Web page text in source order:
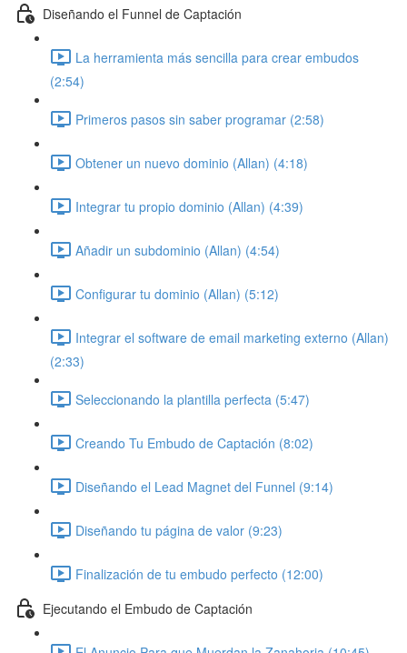
Diseñando el Funnel de Captación
La herramienta más sencilla para crear embudos
(2:54)
Primeros pasos sin saber programar (2:58)
Obtener un nuevo dominio (Allan) (4:18)
Integrar tu propio dominio (Allan) (4:39)
Añadir un subdominio (Allan) (4:54)
Configurar tu dominio (Allan) (5:12)
Integrar el software de email marketing externo (Allan)
(2:33)
Seleccionando la plantilla perfecta (5:47)
Creando Tu Embudo de Captación (8:02)
Diseñando el Lead Magnet del Funnel (9:14)
Diseñando tu página de valor (9:23)
Finalización de tu embudo perfecto (12:00)
Ejecutando el Embudo de Captación